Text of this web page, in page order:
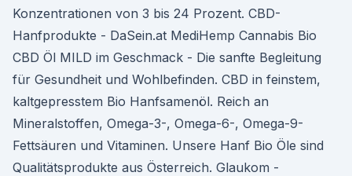
Konzentrationen von 3 bis 24 Prozent. CBD-
Hanfprodukte - DaSein.at MediHemp Cannabis Bio
CBD Öl MILD im Geschmack - Die sanfte Begleitung
für Gesundheit und Wohlbefinden. CBD in feinstem,
kaltgepresstem Bio Hanfsamenöl. Reich an
Mineralstoffen, Omega-3-, Omega-6-, Omega-9-
Fettsäuren und Vitaminen. Unsere Hanf Bio Öle sind
Qualitätsprodukte aus Österreich. Glaukom -